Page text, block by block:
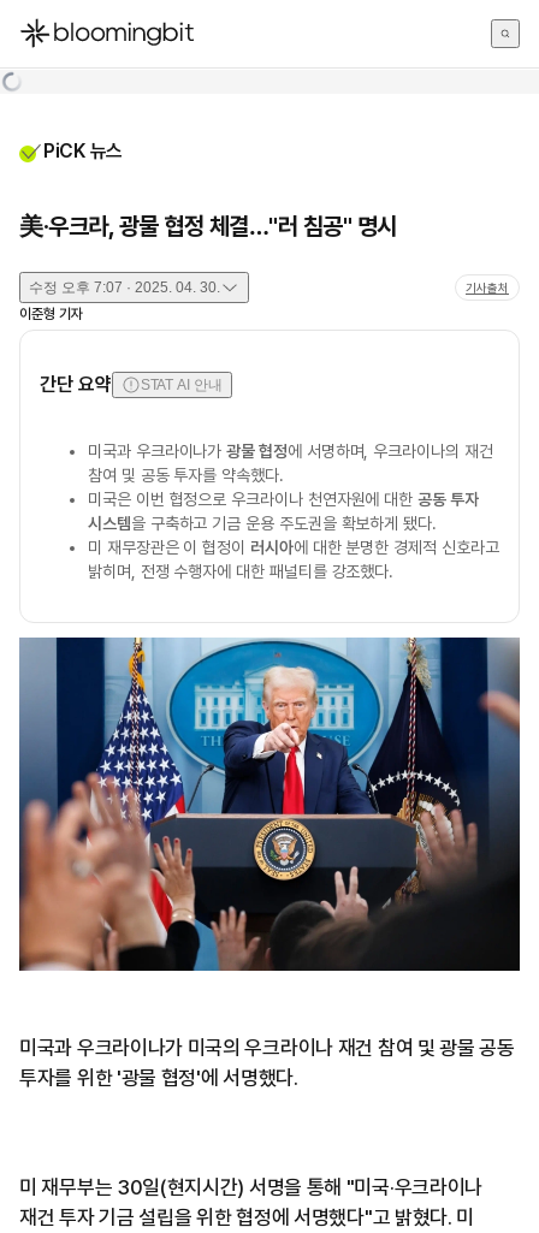
한국어
PiCK 뉴스
美·우크라, 광물 협정 체결…"러 침공" 명시
수정 오후 7:07 · 2025. 04. 30. 기사출처
이준형 기자
간단 요약 STAT AI 안내
미국과 우크라이나가광물 협정에 서명하며, 우크라이나의 재건
참여 및 공동 투자를 약속했다.
미국은 이번 협정으로 우크라이나 천연자원에 대한공동 투자
시스템을 구축하고 기금 운용 주도권을 확보하게 됐다.
미 재무장관은 이 협정이 러시아에 대한 분명한 경제적 신호라고
밝히며, 전쟁 수행자에 대한 패널티를 강조했다.
미국과 우크라이나가 미국의 우크라이나 재건 참여 및 광물 공동
투자를 위한 '광물 협정'에 서명했다.
미 재무부는 30일(현지시간) 서명을 통해 "미국·우크라이나
재건 투자 기금 설립을 위한 협정에 서명했다"고 밝혔다. 미